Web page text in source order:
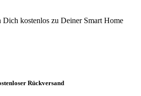
Dich kostenlos zu Deiner Smart Home
Rückversand